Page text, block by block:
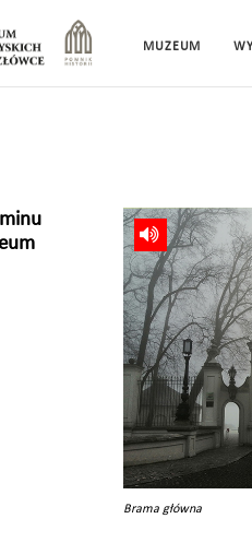
MUZEUM
Brama główna